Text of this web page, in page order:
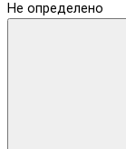
Не определено